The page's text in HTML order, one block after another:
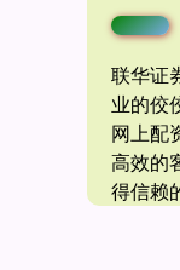
联华证
业的佼
网上配
高效的
得信赖